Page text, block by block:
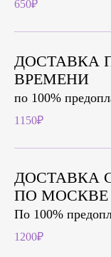
650₽
ДОСТАВКА
ВРЕМЕНИ
по 100%
1150₽
ДОСТАВКА С
ПО МОСКВЕ
По 100%
1200₽